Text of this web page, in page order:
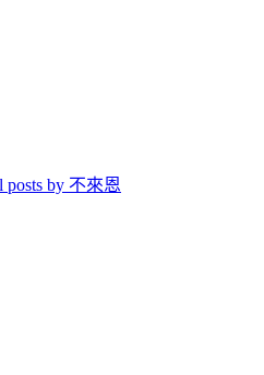
posts by 不來恩